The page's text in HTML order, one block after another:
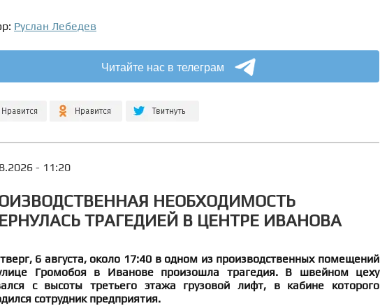
Руслан Лебедев
Читайте нас в телеграм
- 11:20
НЕОБХОДИМОСТЬ
ТРАГЕДИЕЙ В ЦЕНТРЕ ИВАНОВА
6 августа, около 17:40 в одном из производственных помещений
Громобоя в Иванове произошла трагедия. В швейном цеху
с высоты третьего этажа грузовой лифт, в кабине которого
сотрудник предприятия.